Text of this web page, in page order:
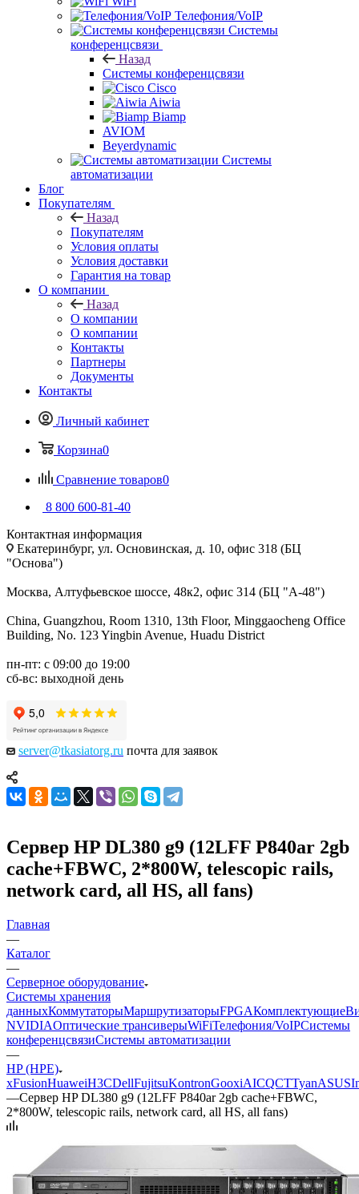
Телефония/VoIP
Системы
конференцсвязи
Назад
Системы конференцсвязи
Cisco
Aiwia
Biamp
AVIOM
Beyerdynamic
Системы
автоматизации
Блог
Покупателям
Назад
Покупателям
Условия оплаты
Условия доставки
Гарантия на товар
О компании
Назад
О компании
О компании
Контакты
Партнеры
Документы
Контакты
Личный кабинет
Корзина0
Сравнение товаров0
8 800 600-81-40
Контактная информация
Екатеринбург, ул. Основинская, д. 10, офис 318 (БЦ
"Основа")
Москва, Алтуфьевское шоссе, 48к2, офис 314 (БЦ "А-48")
China, Guangzhou, Room 1310, 13th Floor, Minggaocheng Office
Building, No. 123 Yingbin Avenue, Huadu District
пн-пт: с 09:00 до 19:00
сб-вс: выходной день
server@tkasiatorg.ru почта для заявок
Сервер HP DL380 g9 (12LFF P840ar 2gb
cache+FBWC, 2*800W, telescopic rails,
network card, all HS, all fans)
Главная
—
Каталог
—
Серверное оборудование
Системы хранения
данныхКоммутаторыМаршрутизаторыFPGAКомплектующие
NVIDIAОптические трансиверыWiFiТелефония/VoIPСистемы
конференцсвязиСистемы автоматизации
—
HP (HPE)
xFusionHuaweiH3CDellFujitsuKontronGooxiAICQCTTyanASUS
—Сервер HP DL380 g9 (12LFF P840ar 2gb cache+FBWC,
2*800W, telescopic rails, network card, all HS, all fans)